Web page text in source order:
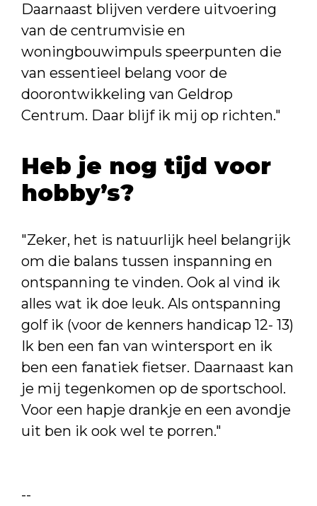
Daarnaast blijven verdere uitvoering
van de centrumvisie en
woningbouwimpuls speerpunten die
van essentieel belang voor de
doorontwikkeling van Geldrop
Centrum. Daar blijf ik mij op richten."
Heb je nog tijd voor
hobby’s?
"Zeker, het is natuurlijk heel belangrijk
om die balans tussen inspanning en
ontspanning te vinden. Ook al vind ik
alles wat ik doe leuk. Als ontspanning
golf ik (voor de kenners handicap 12- 13)
Ik ben een fan van wintersport en ik
ben een fanatiek fietser. Daarnaast kan
je mij tegenkomen op de sportschool.
Voor een hapje drankje en een avondje
uit ben ik ook wel te porren."
--